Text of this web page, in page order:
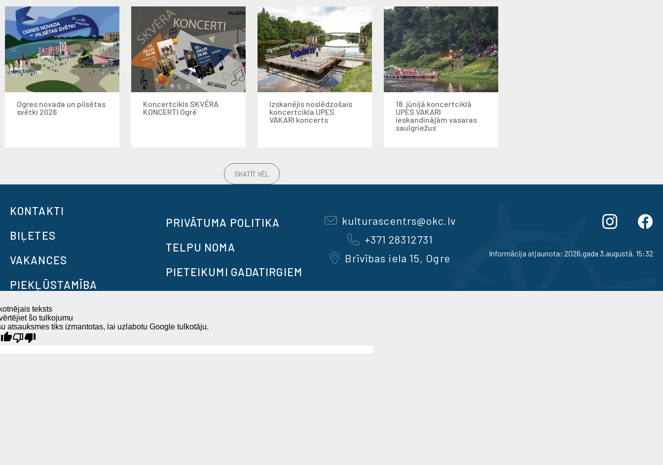
Ogres novada un pilsētas
svētki 2026
Koncertcikls SKVĒRA
KONCERTI Ogrē
Izskanējis noslēdzošais
koncertcikla UPES
VAKARI koncerts
18. jūnijā koncertciklā
UPES VAKARI
ieskandinājām vasaras
saulgriežus
SKATĪT VĒL
KONTAKTI
BIĻETES
VAKANCES
PIEKĻŪSTAMĪBA
PRIVĀTUMA POLITIKA
TELPU NOMA
PIETEIKUMI GADATIRGIEM
kulturascentrs@okc.lv
+371 28312731
Brīvības iela 15, Ogre
Informācija atjaunota: 2026.gada 3.augustā, 15:32
teksts
šo tulkojumu
atsauksmes tiks izmantotas, lai uzlabotu Google tulkotāju.